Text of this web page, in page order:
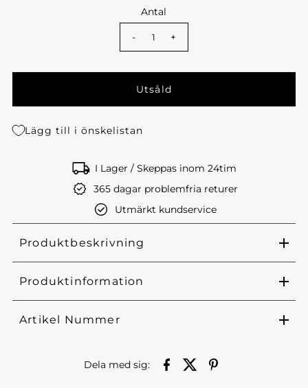
Antal
- +
Lägg till i önskelistan
I Lager / Skeppas inom 24tim
365 dagar problemfria returer
Utmärkt kundservice
Produktbeskrivning
Produktinformation
Artikel Nummer
Dela med sig: